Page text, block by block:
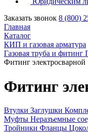
Заказать звонок 8 (800)
Главная
Каталог
КИП и газовая арматура
Газовая труба и
Фитинг электросварной
Фитинг
Втулки Заглушки
Муфты Неразъемные
Тройники Фланцы